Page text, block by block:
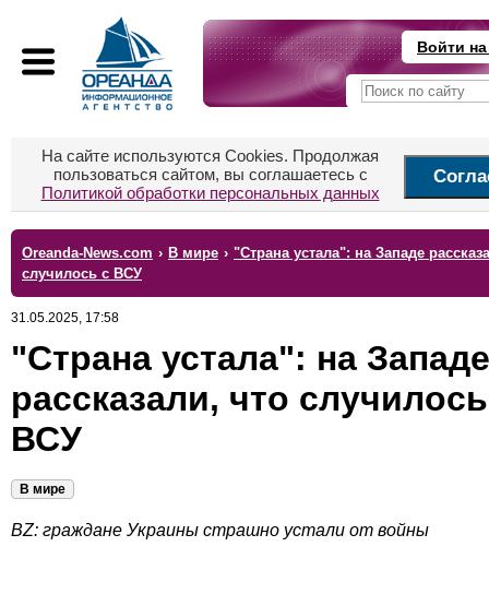
Войти
На сайте используются Cookies. Продолжая
пользоваться сайтом, вы соглашаетесь с
Политикой обработки персональных данных
Oreanda-News.com › В мире › "Страна устала": на Западе
случилось с ВСУ
31.05.2025, 17:58
"Страна устала": на Западе
рассказали, что
ВСУ
В мире
BZ: граждане Украины страшно устали от войны